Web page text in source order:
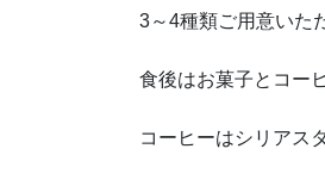
3～4種類ご用意いた
食後はお菓子とコー
コーヒーはシリアス